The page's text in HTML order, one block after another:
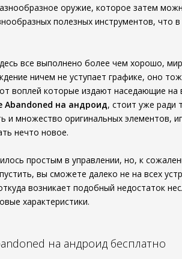
оружие, которое затем
полезных инструментов, что
все выполнено более чем хорошо,
ничем не уступает графике, оно
воплей которые издают наседающие на
Abandoned на андроид, стоит уже ради
и множество оригинальных элементов,
нечто новое.
простым в управлении, но, к
вы сможете далеко не на всех
возникает подобный недостаток
характеристики.
на андроид бесплатно